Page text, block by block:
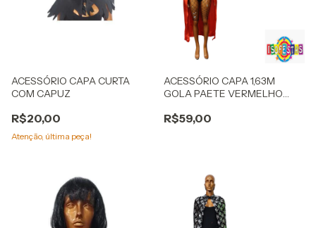
ACESSÓRIO CAPA CURTA
COM CAPUZ
R$20,00
Atenção, última peça!
ACESSÓRIO CAPA 1,63M
GOLA PAETE VERMELHO
R$59,00